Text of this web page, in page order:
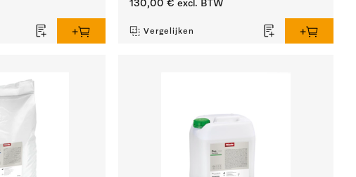
130,00 € excl. BTW
Vergelijken